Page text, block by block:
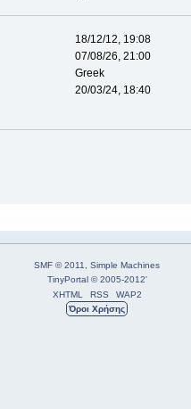
18/12/12, 19:08
07/08/26, 21:00
Greek
20/03/24, 18:40
SMF © 2011
Simple Machines
TinyPortal © 2005-2012'
XHTML
RSS
WAP2
Όροι Χρήσης